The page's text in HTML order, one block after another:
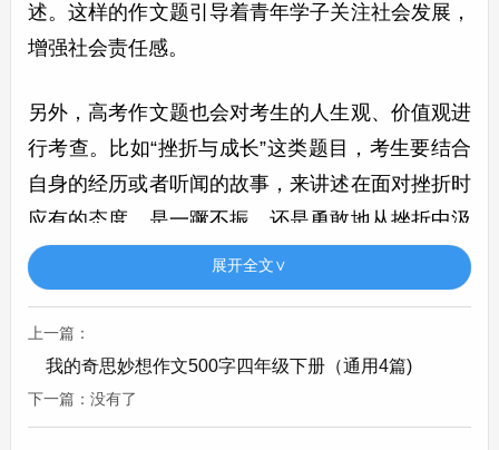
述。这样的作文题引导着青年学子关注社会发展，
增强社会责任感。
另外，高考作文题也会对考生的人生观、价值观进
行考查。比如“挫折与成长”这类题目，考生要结合
自身的经历或者听闻的故事，来讲述在面对挫折时
应有的态度。是一蹶不振，还是勇敢地从挫折中汲
取力量，不断成长。这种类型的作文题旨在培养学
生积极向上的人生态度，使他们在未来的人生道路
上，无论遇到何种困难，都能坚定信念，勇往直
前。
高考作文题犹如一面镜子，反映出教育的目标和社
展开全文∨
上一篇：
我的奇思妙想作文500字四年级下册（通用4篇)
下一篇：没有了